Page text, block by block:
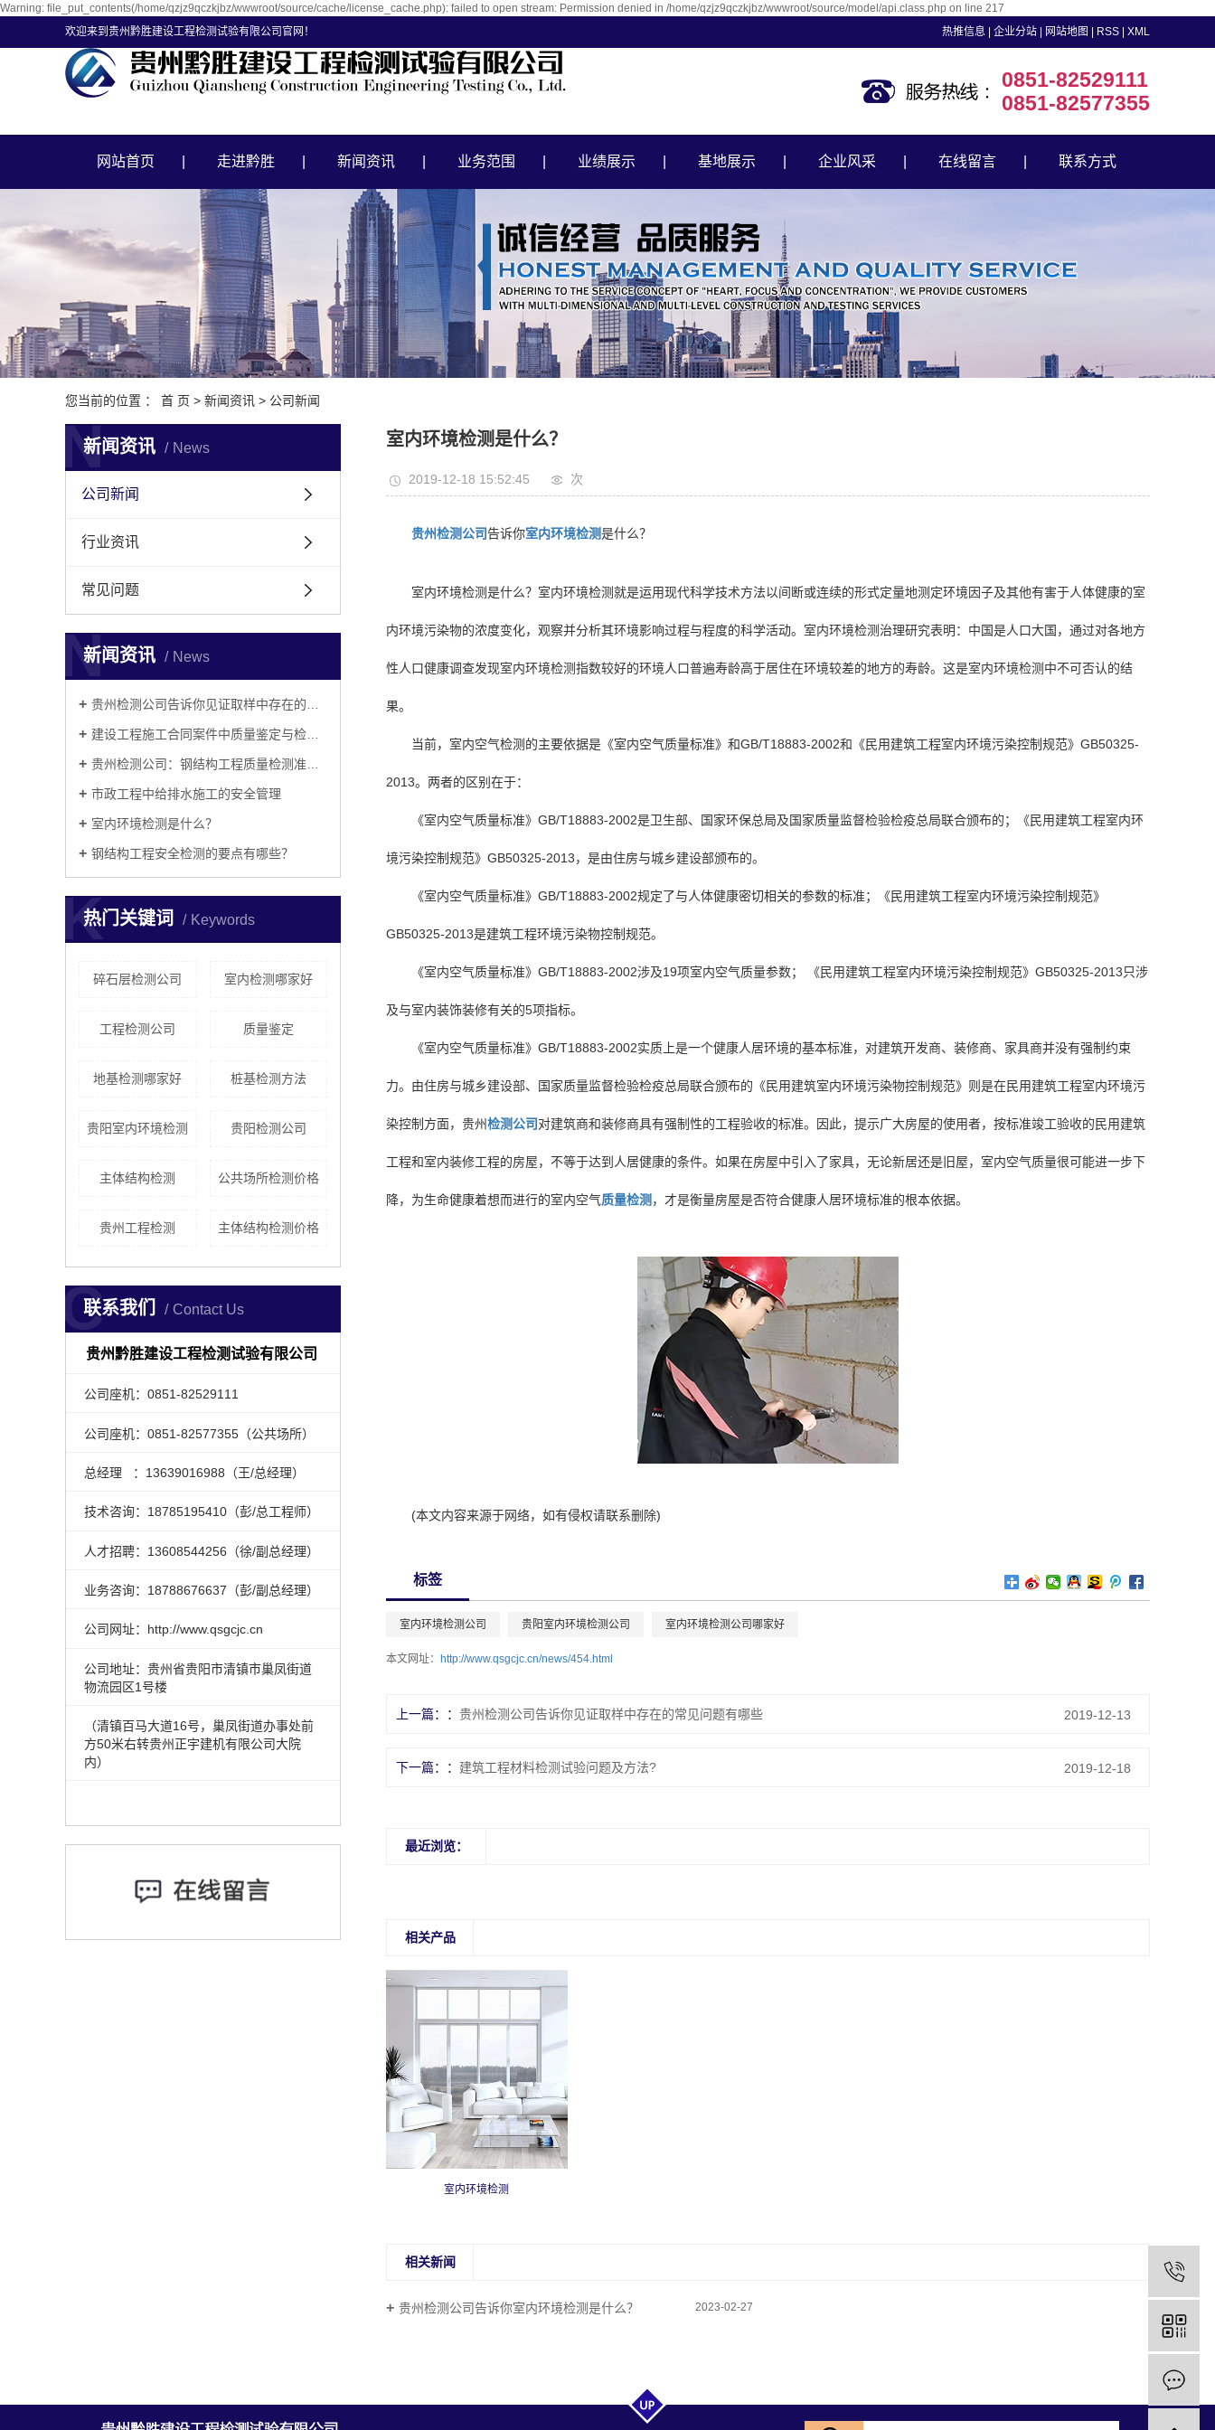
Warning: file_put_contents(/home/qzjz9qczkjbz/wwwroot/source/cache/license_cache.php): failed to open stream: Permission denied in /home/qzjz9qczkjbz/wwwroot/source/model/api.class.php on line 217
欢迎来到贵州黔胜建设工程检测试验有限公司官网！
热推信息 企业分站 网站地图 RSS XML
0851-82529111
0851-82577355
网站首页 走进黔胜 新闻资讯 业务范围 业绩展示 基地展示 企业风采 在线留言 联系方式
您当前的位置 ： 首 页 > 新闻资讯 > 公司新闻
新闻资讯 News
N
公司新闻
行业资讯
常见问题
新闻资讯 News
N
贵州检测公司告诉你见证取样中存在的常见问题有哪些
建设工程施工合同案件中质量鉴定与检测的相关问题
贵州检测公司：钢结构工程质量检测准则（建议收藏）
市政工程中给排水施工的安全管理
室内环境检测是什么？
钢结构工程安全检测的要点有哪些？
热门关键词 Keywords
K
碎石层检测公司 室内检测哪家好
工程检测公司 质量鉴定
地基检测哪家好 桩基检测方法
贵阳室内环境检测 贵阳检测公司
主体结构检测 公共场所检测价格
贵州工程检测 主体结构检测价格
联系我们 Contact Us
C
贵州黔胜建设工程检测试验有限公司
公司座机：0851-82529111
公司座机：0851-82577355（公共场所）
总经理 ：13639016988（王/总经理）
技术咨询：18785195410（彭/总工程师）
人才招聘：13608544256（徐/副总经理）
业务咨询：18788676637（彭/副总经理）
公司网址：http://www.qsgcjc.cn
公司地址： 贵州省贵阳市清镇市巢凤街道
物流园区1号楼
（清镇百马大道16号，巢凤街道办事处前
方50米右转贵州正宇建机有限公司大院
内）
室内环境检测是什么？
2019-12-18 15:52:45 次
贵州检测公司告诉你室内环境检测是什么？
室内环境检测是什么？室内环境检测就是运用现代科学技术方法以间断或连续的形式定量地测定环境因子及其他有害于人体健康的室
内环境污染物的浓度变化，观察并分析其环境影响过程与程度的科学活动。室内环境检测治理研究表明：中国是人口大国，通过对各地方
性人口健康调查发现室内环境检测指数较好的环境人口普遍寿龄高于居住在环境较差的地方的寿龄。这是室内环境检测中不可否认的结
果。
当前，室内空气检测的主要依据是《室内空气质量标准》和GB/T18883-2002和《民用建筑工程室内环境污染控制规范》GB50325-
2013。两者的区别在于：
《室内空气质量标准》GB/T18883-2002是卫生部、国家环保总局及国家质量监督检验检疫总局联合颁布的；《民用建筑工程室内环
境污染控制规范》GB50325-2013，是由住房与城乡建设部颁布的。
《室内空气质量标准》GB/T18883-2002规定了与人体健康密切相关的参数的标准；《民用建筑工程室内环境污染控制规范》
GB50325-2013是建筑工程环境污染物控制规范。
《室内空气质量标准》GB/T18883-2002涉及19项室内空气质量参数； 《民用建筑工程室内环境污染控制规范》GB50325-2013只涉
及与室内装饰装修有关的5项指标。
《室内空气质量标准》GB/T18883-2002实质上是一个健康人居环境的基本标准，对建筑开发商、装修商、家具商并没有强制约束
力。由住房与城乡建设部、国家质量监督检验检疫总局联合颁布的《民用建筑室内环境污染物控制规范》则是在民用建筑工程室内环境污
染控制方面， 贵州检测公司对建筑商和装修商具有强制性的工程验收的标准。因此，提示广大房屋的使用者，按标准竣工验收的民用建筑
工程和室内装修工程的房屋，不等于达到人居健康的条件。如果在房屋中引入了家具，无论新居还是旧屋，室内空气质量很可能进一步下
降，为生命健康着想而进行的室内空气质量检测 ，才是衡量房屋是否符合健康人居环境标准的根本依据。
(本文内容来源于网络，如有侵权请联系删除)
标签
室内环境检测公司 贵阳室内环境检测公司 室内环境检测公司哪家好
本文网址： http://www.qsgcjc.cn/news/454.html
上一篇： 贵州检测公司告诉你见证取样中存在的常见问题有哪些 2019-12-13
下一篇： 建筑工程材料检测试验问题及方法? 2019-12-18
最近浏览：
相关产品
室内环境检测
相关新闻
贵州检测公司告诉你室内环境检测是什么？ 2023-02-27